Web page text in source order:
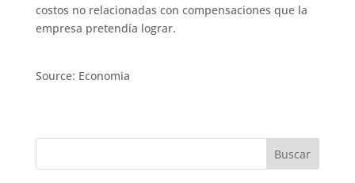
costos no relacionadas con compensaciones que la
empresa pretendía lograr.
Source: Economia